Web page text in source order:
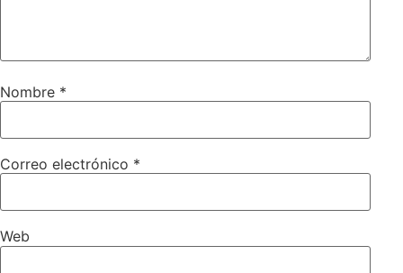
Nombre *
Correo electrónico *
Web